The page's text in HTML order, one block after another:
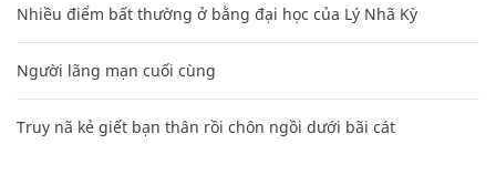
Nhiều điểm bất thường ở bằng đại học của Lý Nhã Kỳ
Người lãng mạn cuối cùng
Truy nã kẻ giết bạn thân rồi chôn ngồi dưới bãi cát